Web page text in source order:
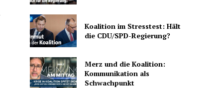
Koalition im Stresstest: Hält
die CDU/SPD-Regierung?
Merz und die Koalition:
Kommunikation als
Schwachpunkt